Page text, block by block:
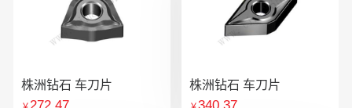
株洲钻石 车刀片 株洲钻石 车刀片